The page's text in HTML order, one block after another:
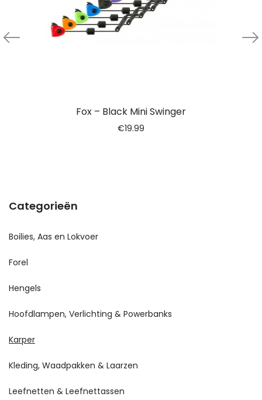
Fox – Black Mini Swinger
€19.99
Categorieën
Boilies, Aas en Lokvoer
Forel
Hengels
Hoofdlampen, Verlichting & Powerbanks
Karper
Kleding, Waadpakken & Laarzen
Leefnetten & Leefnettassen